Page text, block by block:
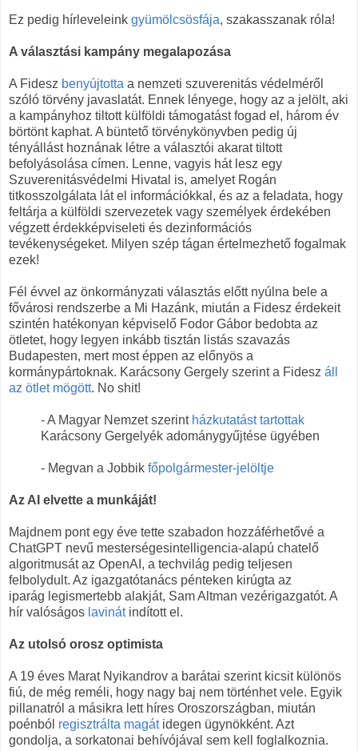
Ez pedig hírleveleink gyümölcsösfája, szakasszanak róla!
A választási kampány megalapozása
A Fidesz benyújtotta a nemzeti szuverenitás védelméről
szóló törvény javaslatát. Ennek lényege, hogy az a jelölt, aki
a kampányhoz tiltott külföldi támogatást fogad el, három év
börtönt kaphat. A büntető törvénykönyvben pedig új
tényállást hoznának létre a választói akarat tiltott
befolyásolása címen. Lenne, vagyis hát lesz egy
Szuverenitásvédelmi Hivatal is, amelyet Rogán
titkosszolgálata lát el információkkal, és az a feladata, hogy
feltárja a külföldi szervezetek vagy személyek érdekében
végzett érdekképviseleti és dezinformációs
tevékenységeket. Milyen szép tágan értelmezhető fogalmak
ezek!
Fél évvel az önkormányzati választás előtt nyúlna bele a
fővárosi rendszerbe a Mi Hazánk, miután a Fidesz érdekeit
szintén hatékonyan képviselő Fodor Gábor bedobta az
ötletet, hogy legyen inkább tisztán listás szavazás
Budapesten, mert most éppen az előnyös a
kormánypártoknak. Karácsony Gergely szerint a Fidesz áll
az ötlet mögött. No shit!
- A Magyar Nemzet szerint házkutatást tartottak
Karácsony Gergelyék adománygyűjtése ügyében
- Megvan a Jobbik főpolgármester-jelöltje
Az AI elvette a munkáját!
Majdnem pont egy éve tette szabadon hozzáférhetővé a
ChatGPT nevű mesterségesintelligencia-alapú chatelő
algoritmusát az OpenAI, a techvilág pedig teljesen
felbolydult. Az igazgatótanács pénteken kirúgta az
iparág legismertebb alakját, Sam Altman vezérigazgatót. A
hír valóságos lavinátindított el.
Az utolsó orosz optimista
A 19 éves Marat Nyikandrov a barátai szerint kicsit különös
fiú, de még reméli, hogy nagy baj nem történhet vele. Egyik
pillanatról a másikra lett híres Oroszországban, miután
poénból regisztrálta magát idegen ügynökként. Azt
gondolja, a sorkatonai behívójával sem kell foglalkoznia.